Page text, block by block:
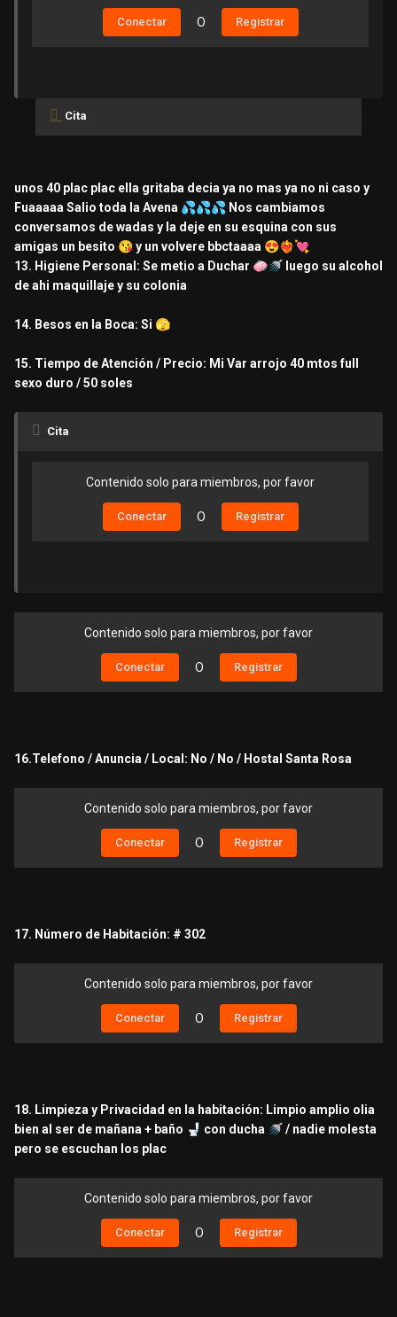
Conectar O Registrar
Cita
unos 40 plac plac ella gritaba decia ya no mas ya no ni caso y
Fuaaaaa Salio toda la Avena 💦💦💦 Nos cambiamos
conversamos de wadas y la deje en su esquina con sus
amigas un besito 😘y un volvere bbctaaaa 😍❤️‍🔥💘
13. Higiene Personal: Se metio a Duchar 🧼🚿 luego su alcohol
de ahi maquillaje y su colonia
14. Besos en la Boca: Si 🫣
15. Tiempo de Atención / Precio: Mi Var arrojo 40 mtos full
sexo duro / 50 soles
Cita
Contenido solo para miembros, por favor
Conectar O Registrar
Contenido solo para miembros, por favor
Conectar O Registrar
16.Telefono / Anuncia / Local: No / No / Hostal Santa Rosa
Contenido solo para miembros, por favor
Conectar O Registrar
17. Número de Habitación: # 302
Contenido solo para miembros, por favor
Conectar O Registrar
18. Limpieza y Privacidad en la habitación: Limpio amplio olia
bien al ser de mañana + baño 🚽 con ducha 🚿/ nadie molesta
pero se escuchan los plac
Contenido solo para miembros, por favor
Conectar O Registrar